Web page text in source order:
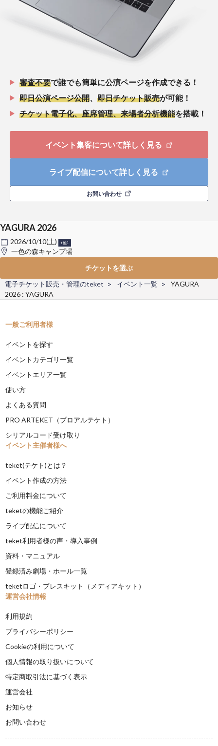
審査不要で誰でも簡単に公演ページを作成できる！
即日公演ページ公開
即日チケット販売が可能！
チケット電子化、座席管理、来場者分析機能を搭載！
イベント集客について詳しく見る
ライブ配信について詳しく見る
お問い合わせ
YAGURA 2026
2026/10/10(土) +他1
一色の森キャンプ場
チケットを選ぶ
電子チケット販売・管理のteket
イベント一覧
YAGURA
2026 : YAGURA
一般ご利用者様
イベントを探す
イベントカテゴリ一覧
イベントエリア一覧
使い方
よくある質問
PRO ARTEKET（プロアルテケト）
シリアルコード受け取り
イベント主催者様へ
teket(テケト)とは？
イベント作成の方法
ご利用料金について
teketの機能ご紹介
ライブ配信について
teket利用者様の声・導入事例
資料・マニュアル
登録済み劇場・ホール一覧
teketロゴ・プレスキット（メディアキット）
運営会社情報
利用規約
プライバシーポリシー
Cookieの利用について
個人情報の取り扱いについて
特定商取引法に基づく表示
運営会社
お知らせ
お問い合わせ